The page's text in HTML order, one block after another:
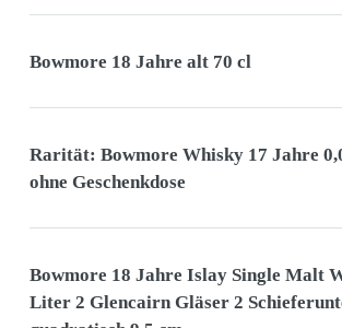
Bowmore 18 Jahre alt 70 cl
Rarität: Bowmore Whisky 17 Jahre
ohne Geschenkdose
Bowmore 18 Jahre Islay Single Malt
Liter 2 Glencairn Gläser 2